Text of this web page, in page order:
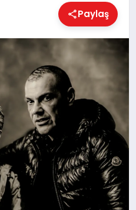
Paylaş